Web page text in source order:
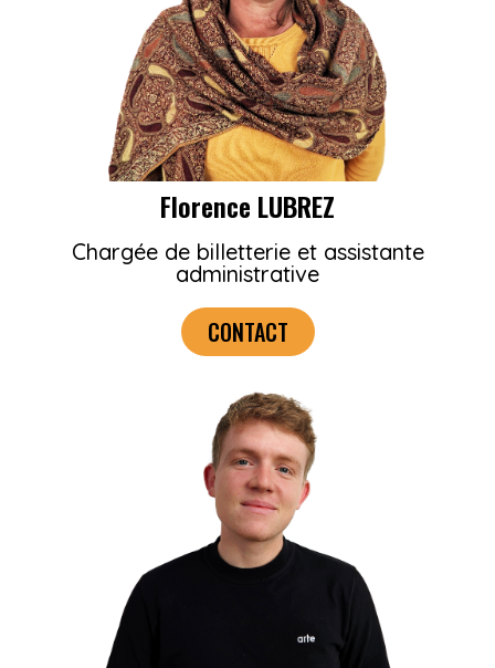
Florence LUBREZ
Chargée de billetterie et assistante
administrative
CONTACT